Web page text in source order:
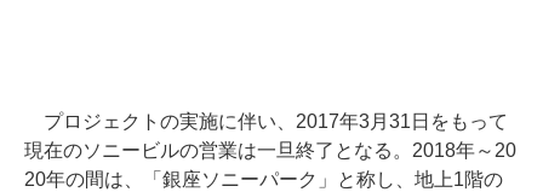
プロジェクトの実施に伴い、2017年3月31日をもって
現在のソニービルの営業は一旦終了となる。2018年～20
20年の間は、「銀座ソニーパーク」と称し、地上1階の